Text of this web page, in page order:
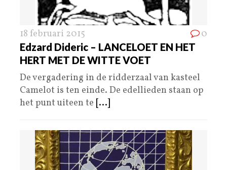
18 februari 2015 0
Edzard Dideric – LANCELOET EN HET
HERT MET DE WITTE VOET
De vergadering in de ridderzaal van kasteel
Camelot is ten einde. De edellieden staan op
het punt uiteen te [...]